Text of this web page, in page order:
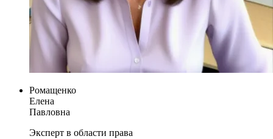
Ромащенко
Елена
Павловна
Эксперт в области права